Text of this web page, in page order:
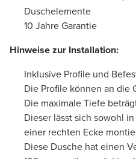
Duschelemente
10 Jahre Garantie
Hinweise zur Installation:
Inklusive Profile und
Die Profile können an die
Die maximale Tiefe
Dieser lässt sich sowohl
einer rechten Ecke
Diese Dusche hat einen